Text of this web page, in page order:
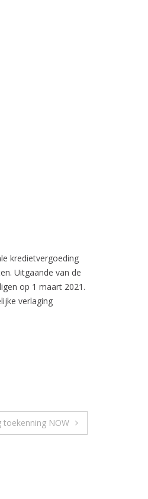
kredietvergoeding
Uitgaande van de
op 1 maart 2021.
verlaging
toekenning NOW